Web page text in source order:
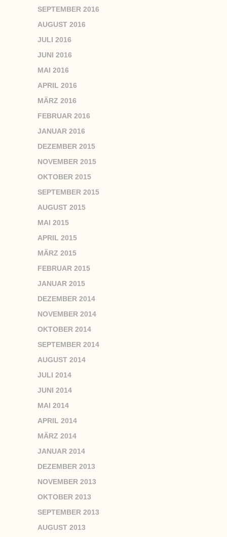
SEPTEMBER 2016
AUGUST 2016
JULI 2016
JUNI 2016
MAI 2016
APRIL 2016
MÄRZ 2016
FEBRUAR 2016
JANUAR 2016
DEZEMBER 2015
NOVEMBER 2015
OKTOBER 2015
SEPTEMBER 2015
AUGUST 2015
MAI 2015
APRIL 2015
MÄRZ 2015
FEBRUAR 2015
JANUAR 2015
DEZEMBER 2014
NOVEMBER 2014
OKTOBER 2014
SEPTEMBER 2014
AUGUST 2014
JULI 2014
JUNI 2014
MAI 2014
APRIL 2014
MÄRZ 2014
JANUAR 2014
DEZEMBER 2013
NOVEMBER 2013
OKTOBER 2013
SEPTEMBER 2013
AUGUST 2013